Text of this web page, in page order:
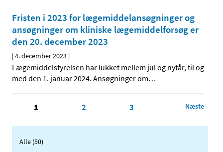
Fristen i 2023 for lægemiddelansøgninger og
ansøgninger om kliniske lægemiddelforsøg er
den 20. december 2023
|4. december 2023 |
Lægemiddelstyrelsen har lukket mellem jul og nytår, til og
med den 1. januar 2024. Ansøgninger om…
1 2 3 Næste
Alle (50)